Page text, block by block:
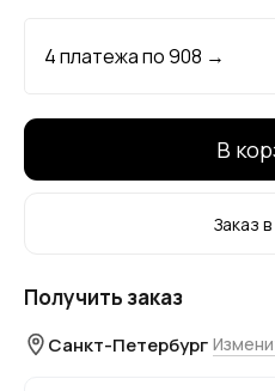
4 платежа по908 →
В
Заказ в
Получить заказ
Санкт-Петербург